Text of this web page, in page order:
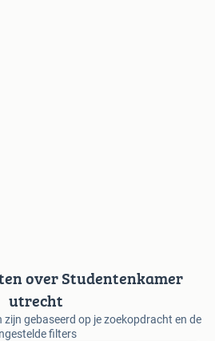
over Studentenkamer
utrecht
gebaseerd op je zoekopdracht en de
filters